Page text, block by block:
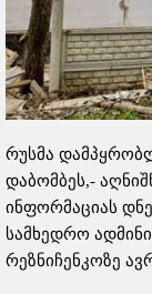
რუსმა
დაბომბეს,-
ინფორმაციას
სამხედრო
რეზნიჩენკოზე